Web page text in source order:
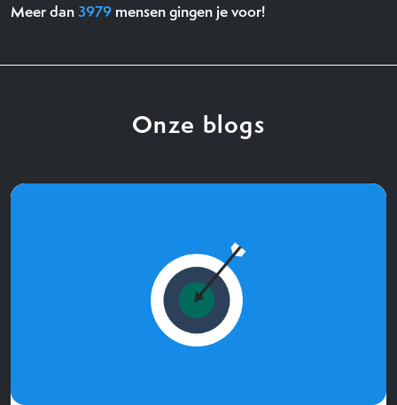
Meer dan3979 mensen gingen je voor!
Onze blogs